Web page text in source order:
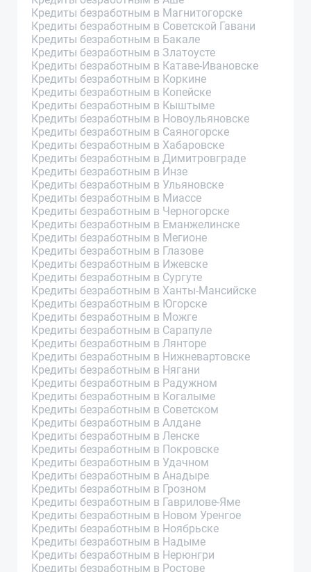
Кредиты безработным в Магнитогорске
Кредиты безработным в Советской Гавани
Кредиты безработным в Бакале
Кредиты безработным в Златоусте
Кредиты безработным в Катаве-Ивановске
Кредиты безработным в Коркине
Кредиты безработным в Копейске
Кредиты безработным в Кыштыме
Кредиты безработным в Новоульяновске
Кредиты безработным в Саяногорске
Кредиты безработным в Хабаровске
Кредиты безработным в Димитровграде
Кредиты безработным в Инзе
Кредиты безработным в Ульяновске
Кредиты безработным в Миассе
Кредиты безработным в Черногорске
Кредиты безработным в Еманжелинске
Кредиты безработным в Мегионе
Кредиты безработным в Глазове
Кредиты безработным в Ижевске
Кредиты безработным в Сургуте
Кредиты безработным в Ханты-Мансийске
Кредиты безработным в Югорске
Кредиты безработным в Можге
Кредиты безработным в Сарапуле
Кредиты безработным в Лянторе
Кредиты безработным в Нижневартовске
Кредиты безработным в Нягани
Кредиты безработным в Радужном
Кредиты безработным в Когалыме
Кредиты безработным в Советском
Кредиты безработным в Алдане
Кредиты безработным в Ленске
Кредиты безработным в Покровске
Кредиты безработным в Удачном
Кредиты безработным в Анадыре
Кредиты безработным в Грозном
Кредиты безработным в Гаврилове-Яме
Кредиты безработным в Новом Уренгое
Кредиты безработным в Ноябрьске
Кредиты безработным в Надыме
Кредиты безработным в Нерюнгри
Кредиты безработным в Ростове